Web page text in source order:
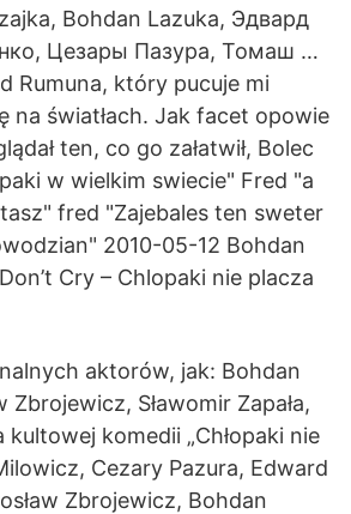
Bohdan Lazuka, Эдвард
Цезары Пазура, Томаш …
Rumuna, który pucuje mi
na światłach. Jak facet opowie
ten, co go załatwił, Bolec
w wielkim swiecie" Fred "a
fred "Zajebales ten sweter
2010-05-12 Bohdan
Cry – Chlopaki nie placza
aktorów, jak: Bohdan
Zbrojewicz, Sławomir Zapała,
komedii „Chłopaki nie
Cezary Pazura, Edward
Zbrojewicz, Bohdan